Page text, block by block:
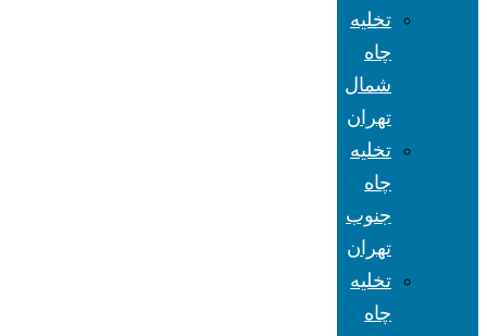
تخلیه
چاه
شمال
تهران
تخلیه
چاه
جنوب
تهران
تخلیه
چاه